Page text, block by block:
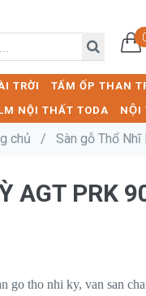
TRỜI TẤM ỐP THAN
NỘI THẤT TODA NỘI
chủ / Sàn gỗ Thổ Nhĩ
AGT PRK
go tho nhi ky, van san